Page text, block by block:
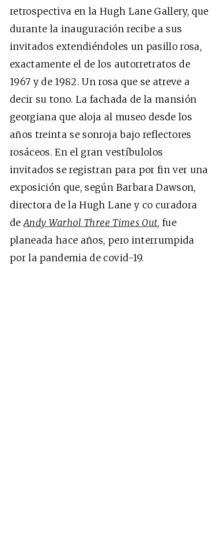
retrospectiva en la Hugh Lane Gallery, que
durante la inauguración recibe a sus
invitados extendiéndoles un pasillo rosa,
exactamente el de los autorretratos de
1967 y de 1982. Un rosa que se atreve a
decir su tono. La fachada de la mansión
georgiana que aloja al museo desde los
años treinta se sonroja bajo reflectores
rosáceos. En el gran vestíbulolos
invitados se registran para por fin ver una
exposición que, según Barbara Dawson,
directora de la Hugh Lane y co curadora
deAndy Warhol Three Times Out, fue
planeada hace años, pero interrumpida
por la pandemia de covid-19.